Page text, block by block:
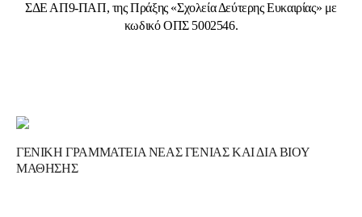
ΣΔΕ ΑΠ9-ΠΑΠ, της Πράξης «Σχολεία Δεύτερης Ευκαιρίας» με
κωδικό ΟΠΣ 5002546.
ΓΕΝΙΚΗ ΓΡΑΜΜΑΤΕΙΑ ΝΕΑΣ ΓΕΝΙΑΣ ΚΑΙ ΔΙΑ ΒΙΟΥ
ΜΑΘΗΣΗΣ